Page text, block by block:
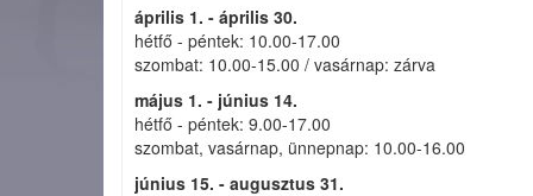
április 1. - április 30.
hétfő - péntek: 10.00-17.00
szombat: 10.00-15.00 / vasárnap: zárva
május 1. - június 14.
hétfő - péntek: 9.00-17.00
szombat, vasárnap, ünnepnap: 10.00-16.00
június 15. - augusztus 31.